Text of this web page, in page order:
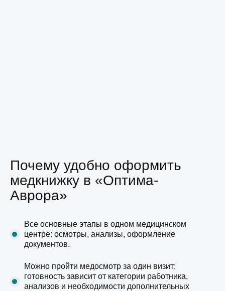
Почему удобно оформить
медкнижку в «Оптима-
Аврора»
Все основные этапы в одном медицинском
центре: осмотры, анализы, оформление
документов.
Можно пройти медосмотр за один визит;
готовность зависит от категории работника,
анализов и необходимости дополнительных